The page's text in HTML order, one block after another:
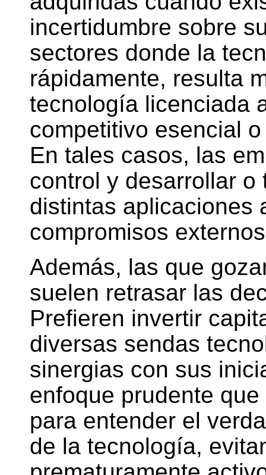
incertidumbre sobre
sectores donde la
rápidamente, resulta
tecnología licenciada
competitivo esencial
En tales casos, las
control y desarrollar o
distintas aplicaciones
compromisos
Además, las que
suelen retrasar las
Prefieren invertir
diversas sendas
sinergias con sus
enfoque prudente
para entender el
de la tecnología,